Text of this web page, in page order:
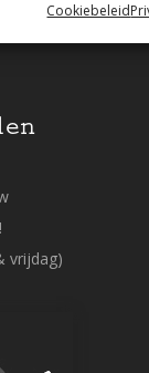
Cookiebeleid
vrijdag)